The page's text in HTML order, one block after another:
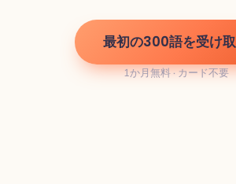
最初の300語を受け
1か月無料 · カード不要